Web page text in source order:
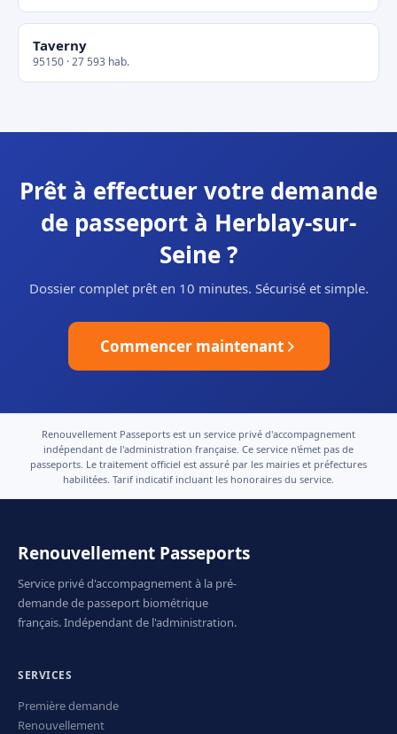
Taverny
95150 · 27 593 hab.
Prêt à effectuer votre demande
de passeport à Herblay-sur-
Seine ?
Dossier complet prêt en 10 minutes. Sécurisé et simple.
Commencer maintenant
Renouvellement Passeports est un service privé d'accompagnement
indépendant de l'administration française. Ce service n'émet pas de
passeports. Le traitement officiel est assuré par les mairies et préfectures
habilitées. Tarif indicatif incluant les honoraires du service.
Renouvellement Passeports
Service privé d'accompagnement à la pré-
demande de passeport biométrique
français. Indépendant de l'administration.
SERVICES
Première demande
Renouvellement